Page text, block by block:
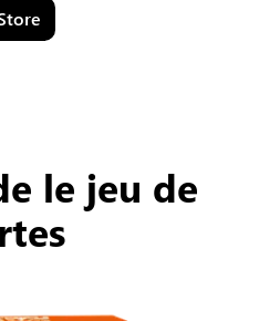
le jeu de